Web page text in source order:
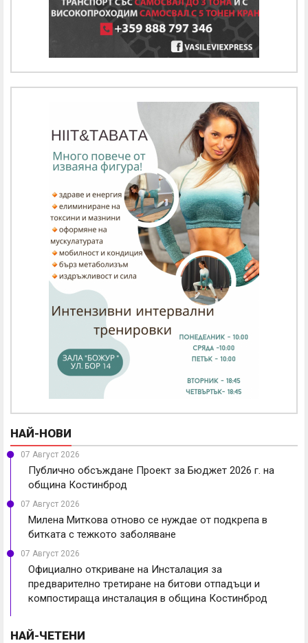
НАЙ-НОВИ
07 Август 2026
Публично обсъждане Проект за Бюджет 2026 г. на
община Костинброд
07 Август 2026
Милена Миткова отново се нуждае от подкрепа в
битката с тежкото заболяване
07 Август 2026
Официално откриване на Инсталация за
предварително третиране на битови отпадъци и
компостираща инсталация в община Костинброд
НАЙ-ЧЕТЕНИ